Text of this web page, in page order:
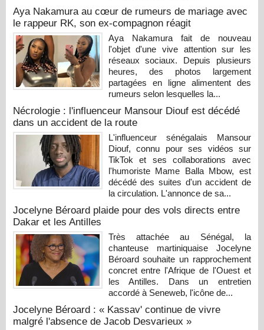
Aya Nakamura au cœur de rumeurs de mariage avec
le rappeur RK, son ex-compagnon réagit
Aya Nakamura fait de nouveau
l'objet d'une vive attention sur les
réseaux sociaux. Depuis plusieurs
heures, des photos largement
partagées en ligne alimentent des
rumeurs selon lesquelles la...
Nécrologie : l'influenceur Mansour Diouf est décédé
dans un accident de la route
L'influenceur sénégalais Mansour
Diouf, connu pour ses vidéos sur
TikTok et ses collaborations avec
l'humoriste Mame Balla Mbow, est
décédé des suites d'un accident de
la circulation. L'annonce de sa...
Jocelyne Béroard plaide pour des vols directs entre
Dakar et les Antilles
Très attachée au Sénégal, la
chanteuse martiniquaise Jocelyne
Béroard souhaite un rapprochement
concret entre l'Afrique de l'Ouest et
les Antilles. Dans un entretien
accordé à Seneweb, l'icône de...
Jocelyne Béroard : « Kassav' continue de vivre
malgré l'absence de Jacob Desvarieux »